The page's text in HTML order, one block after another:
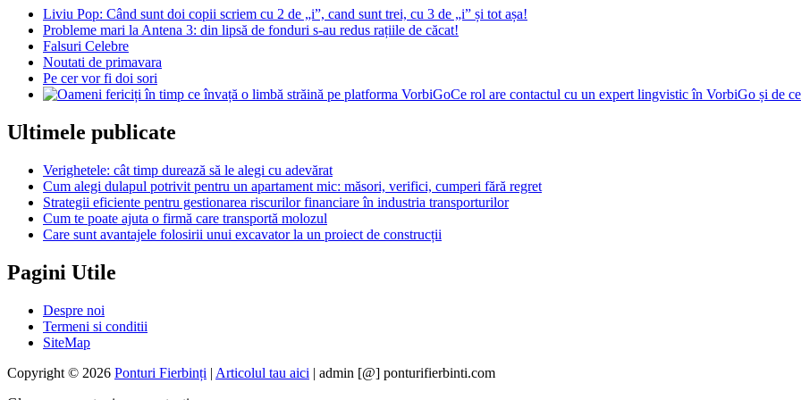
Liviu Pop: Când sunt doi copii scriem cu 2 de „i”, cand sunt trei, cu 3 de „i” și tot așa!
Probleme mari la Antena 3: din lipsă de fonduri s-au redus rațiile de căcat!
Falsuri Celebre
Noutati de primavara
Pe cer vor fi doi sori
Ce rol are contactul cu un expert lingvistic în VorbiGo și de
Ultimele publicate
Verighetele: cât timp durează să le alegi cu adevărat
Cum alegi dulapul potrivit pentru un apartament mic: măsori, verifici, cumperi fără regret
Strategii eficiente pentru gestionarea riscurilor financiare în industria transporturilor
Cum te poate ajuta o firmă care transportă molozul
Care sunt avantajele folosirii unui excavator la un proiect de construcții
Pagini Utile
Despre noi
Termeni si conditii
SiteMap
Copyright © 2026 Ponturi Fierbinți | Articolul tau aici | admin [@] ponturifierbinti.com